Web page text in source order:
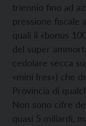
triennio fino ad
pressione fiscale
quali il «bonus
del super
cedolare secca
«mini Ires») che
Provincia di
Non sono cifre
quasi 5 miliardi,